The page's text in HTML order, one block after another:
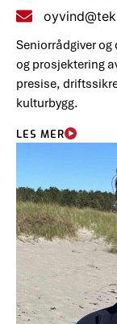
Seniorrådgiver
og prosjektering
presise,
kulturbygg.
LES MER